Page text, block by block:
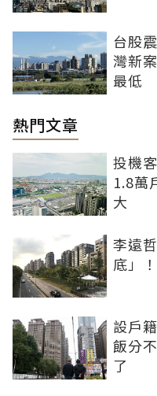
台股
灣新
最低
熱門文章
投機
1.8萬
大
李遠
底」
設戶
飯分
了